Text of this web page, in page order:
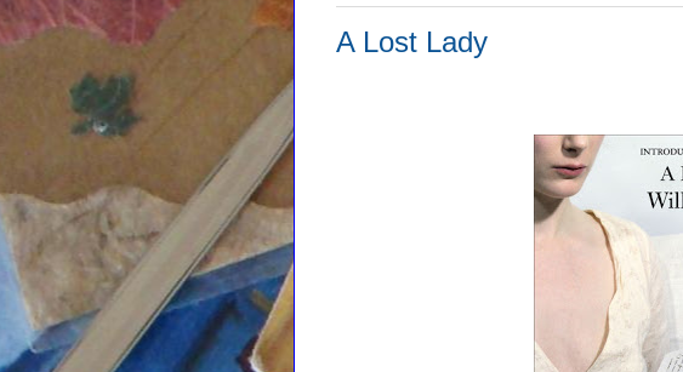
A Lost Lady